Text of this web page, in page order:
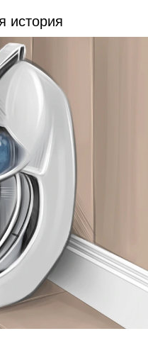
история